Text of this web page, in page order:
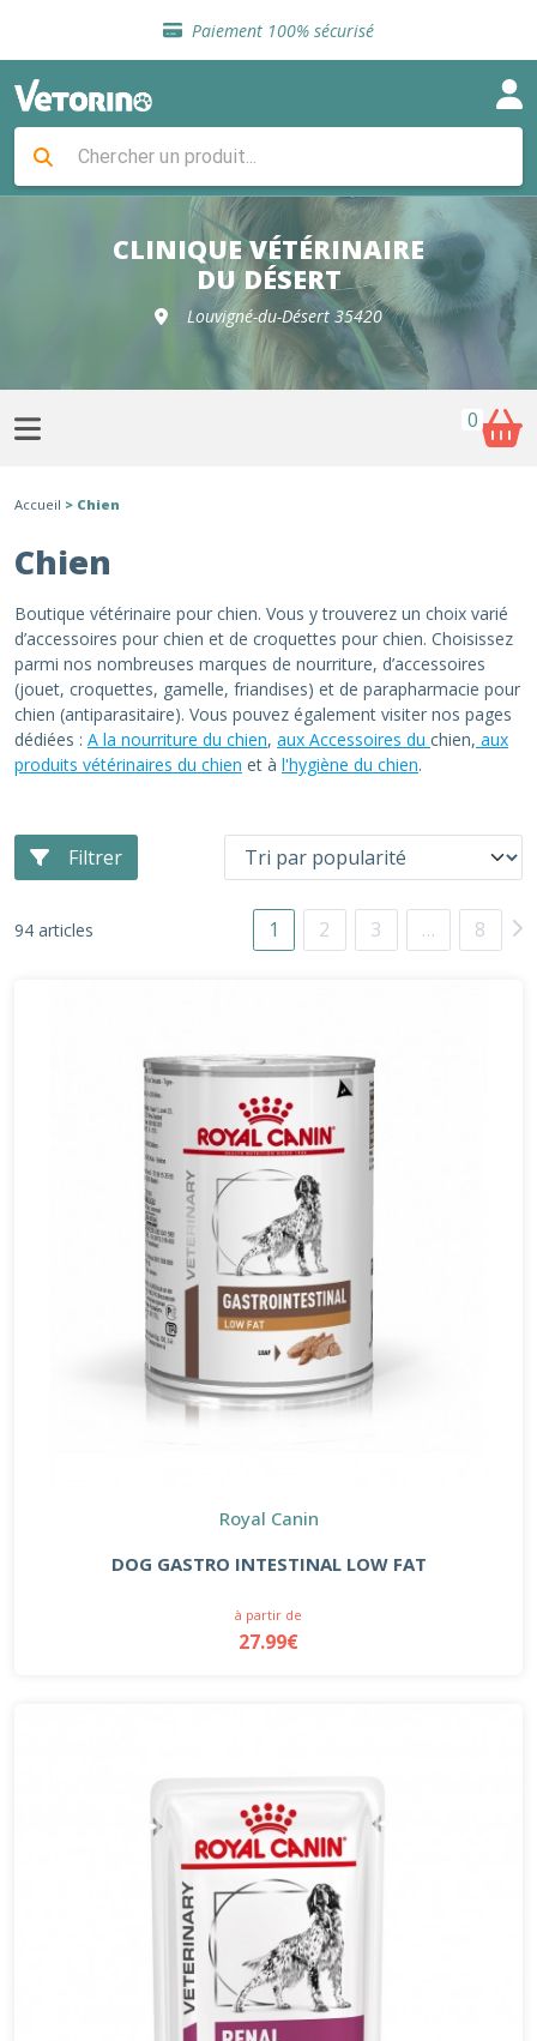
Paiement 100% sécurisé
Livraison gratuite en clinique vétérinaire
Sélection de croquettes vétérinaire
Livraison gratuite en clinique vétérinaire
Retour gratuit en clinique
Sélection de croquettes vétérinaire
CLINIQUE VÉTÉRINAIRE
DU DÉSERT
Louvigné-du-Désert 35420
0
Accueil > Chien
Chien
Boutique vétérinaire pour chien. Vous y trouverez un choix varié
d’accessoires pour chien et de croquettes pour chien. Choisissez
parmi nos nombreuses marques de nourriture, d’accessoires
(jouet, croquettes, gamelle, friandises) et de parapharmacie pour
chien (antiparasitaire). Vous pouvez également visiter nos pages
dédiées : A la nourriture du chien, aux Accessoires du chien, aux
produits vétérinaires du chien et à l'hygiène du chien.
Filtrer
94 articles 1 2 3 … 8
Royal Canin
DOG GASTRO INTESTINAL LOW FAT
à partir de
27.99€